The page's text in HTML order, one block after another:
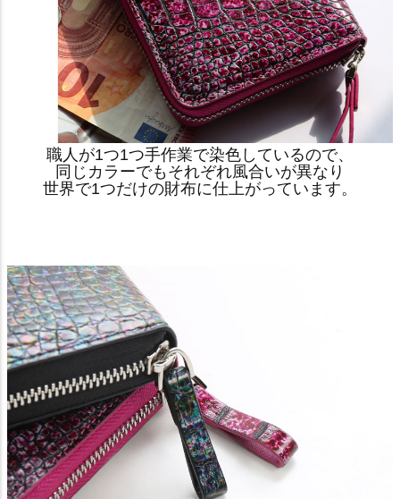
職人が1つ1つ手作業で染色しているので、
同じカラーでもそれぞれ風合いが異なり
世界で1つだけの財布に仕上がっています。